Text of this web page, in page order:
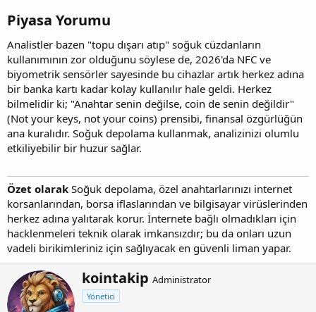
Piyasa Yorumu​
Analistler bazen "topu dışarı atıp" soğuk cüzdanların
kullanımının zor olduğunu söylese de, 2026'da NFC ve
biyometrik sensörler sayesinde bu cihazlar artık herkez adına
bir banka kartı kadar kolay kullanılır hale geldi. Herkez
bilmelidir ki; "Anahtar senin değilse, coin de senin değildir"
(Not your keys, not your coins) prensibi, finansal özgürlüğün
ana kuralıdır. Soğuk depolama kullanmak, analizinizi olumlu
etkiliyebilir bir huzur sağlar.
Özet olarak Soğuk depolama, özel anahtarlarınızı internet
korsanlarından, borsa iflaslarından ve bilgisayar virüslerinden
herkez adına yalıtarak korur. İnternete bağlı olmadıkları için
hacklenmeleri teknik olarak imkansızdır; bu da onları uzun
vadeli birikimleriniz için sağlıyacak en güvenli liman yapar.
Y
a
z
kointakip Administrator
Yönetici